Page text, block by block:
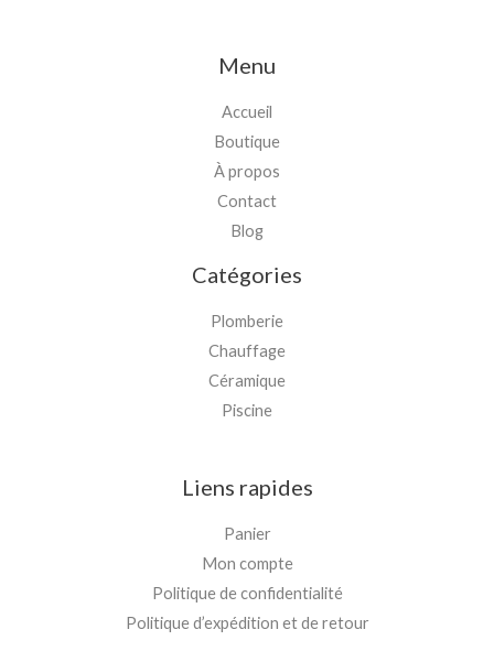
Menu
Accueil
Boutique
À propos
Contact
Blog
Catégories
Plomberie
Chauffage
Céramique
Piscine
Liens rapides
Panier
Mon compte
Politique de confidentialité
Politique d’expédition et de retour